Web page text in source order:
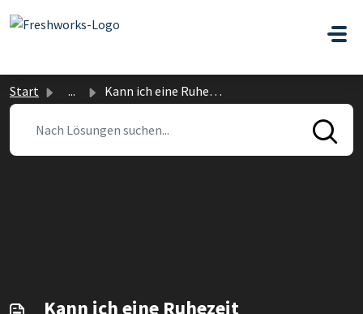
Zum hauptsächlichen Inhalt gehen
Start ... Kann ich eine Ruhezeit rückwirkend beantragen?
Kann ich eine Ruhezeit